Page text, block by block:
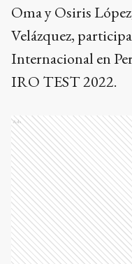
Oma y Osiris
Velázquez,
Internacional en
IRO TEST 2022.
Ads